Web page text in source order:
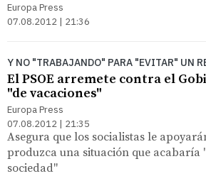
Europa Press
07.08.2012 | 21:36
Y NO "TRABAJANDO" PARA "EVITAR" UN
El PSOE arremete contra el
"de vacaciones"
Europa Press
07.08.2012 | 21:35
Asegura que los socialistas le
produzca una situación que acabaría
sociedad"